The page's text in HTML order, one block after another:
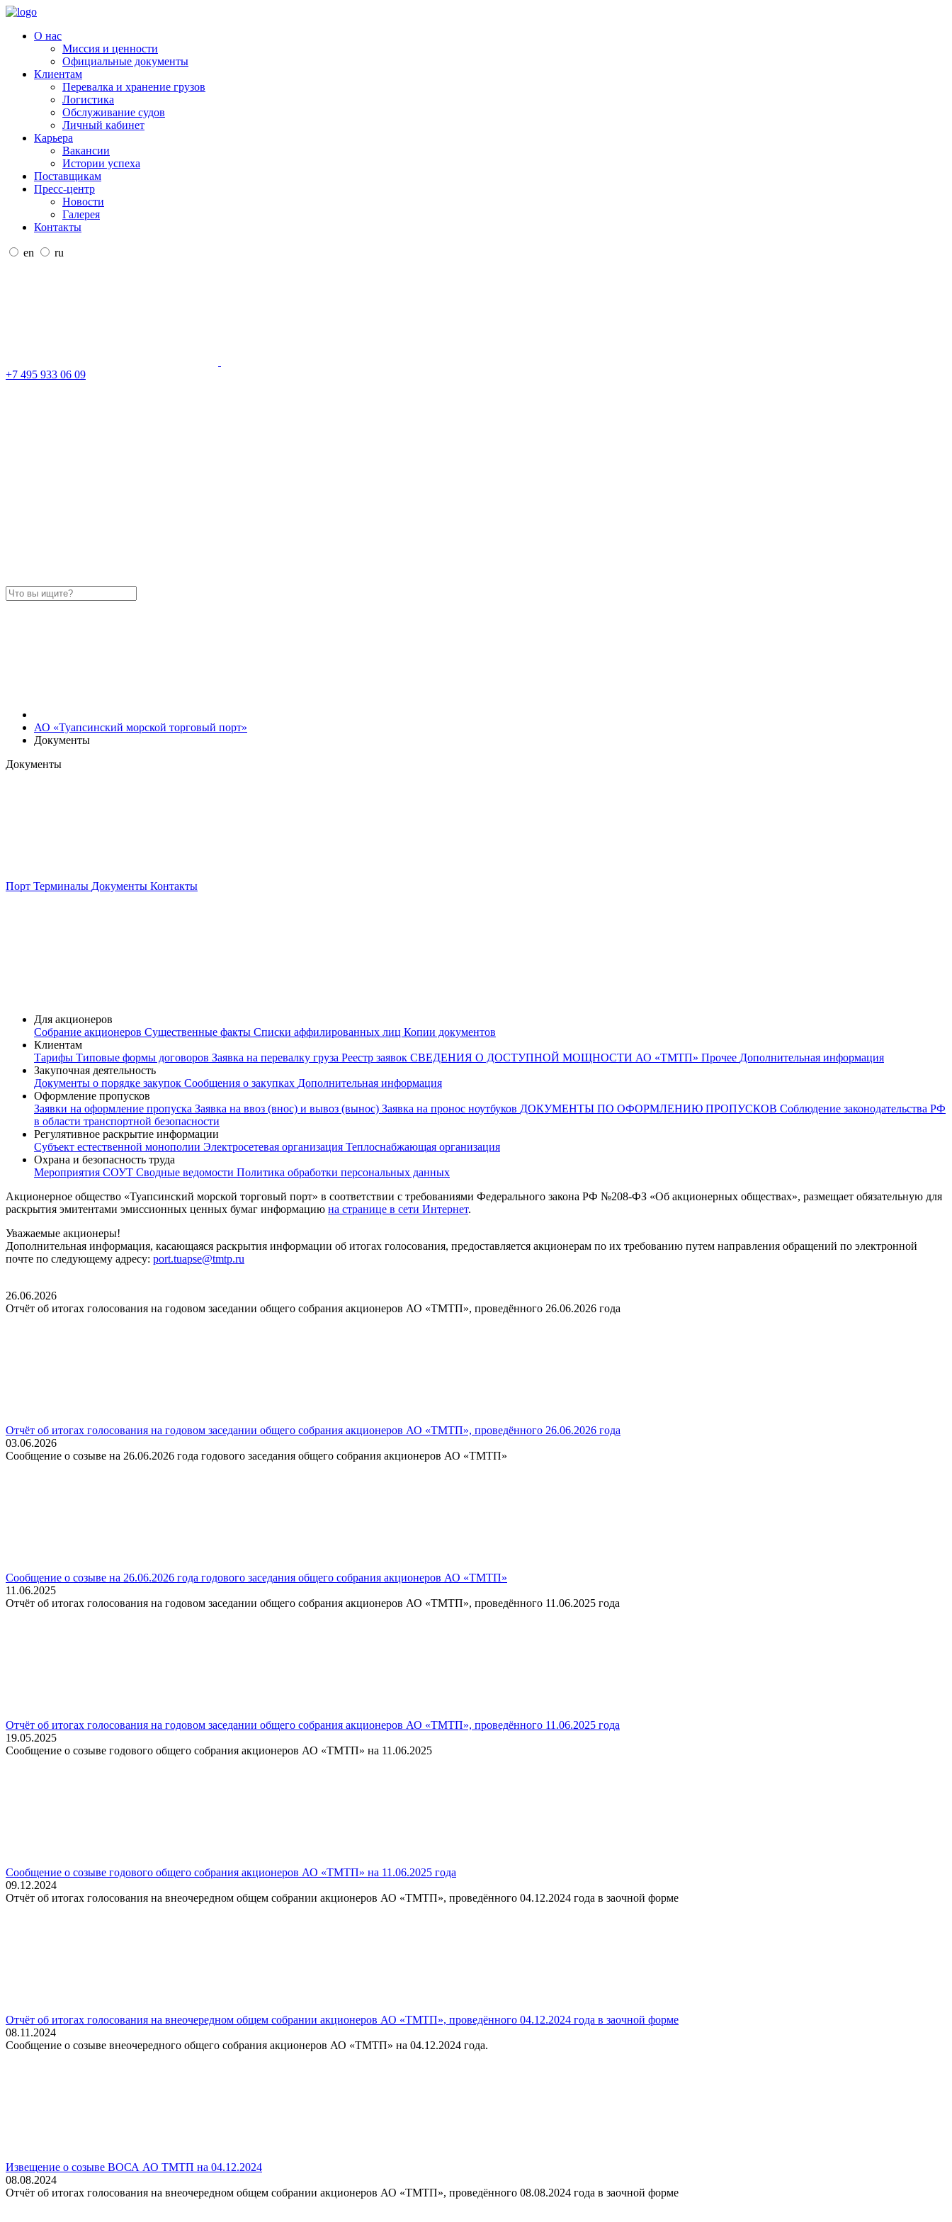
О нас
Миссия и ценности
Официальные документы
Клиентам
Перевалка и хранение грузов
Логистика
Обслуживание судов
Личный кабинет
Карьера
Вакансии
Истории успеха
Поставщикам
Пресс-центр
Новости
Галерея
Контакты
en ru
+7 495 933 06 09
АО «Туапсинский морской торговый порт»
Документы
Документы
Порт Терминалы Документы Контакты
Для акционеров
Собрание акционеров Существенные факты Списки аффилированных лиц Копии документов
Клиентам
Тарифы Типовые формы договоров Заявка на перевалку груза Реестр заявок СВЕДЕНИЯ О ДОСТУПНОЙ МОЩНОСТИ АО «ТМТП» Прочее Дополнительная информация
Закупочная деятельность
Документы о порядке закупок Сообщения о закупках Дополнительная информация
Оформление пропусков
Заявки на оформление пропуска Заявка на ввоз (внос) и вывоз (вынос) Заявка на пронос ноутбуков ДОКУМЕНТЫ ПО ОФОРМЛЕНИЮ ПРОПУСКОВ Соблюдение законодательства РФ
в области транспортной безопасности
Регулятивное раскрытие информации
Субъект естественной монополии Электросетевая организация Теплоснабжающая организация
Охрана и безопасность труда
Мероприятия СОУТ Сводные ведомости Политика обработки персональных данных
Акционерное общество «Туапсинский морской торговый порт» в соответствии с требованиями Федерального закона РФ №208-ФЗ «Об акционерных обществах», размещает обязательную для
раскрытия эмитентами эмиссионных ценных бумаг информацию на странице в сети Интернет.
Уважаемые акционеры!
Дополнительная информация, касающаяся раскрытия информации об итогах голосования, предоставляется акционерам по их требованию путем направления обращений по электронной
почте по следующему адресу: port.tuapse@tmtp.ru
26.06.2026
Отчёт об итогах голосования на годовом заседании общего собрания акционеров АО «ТМТП», проведённого 26.06.2026 года
Отчёт об итогах голосования на годовом заседании общего собрания акционеров АО «ТМТП», проведённого 26.06.2026 года
03.06.2026
Сообщение о созыве на 26.06.2026 года годового заседания общего собрания акционеров АО «ТМТП»
Сообщение о созыве на 26.06.2026 года годового заседания общего собрания акционеров АО «ТМТП»
11.06.2025
Отчёт об итогах голосования на годовом заседании общего собрания акционеров АО «ТМТП», проведённого 11.06.2025 года
Отчёт об итогах голосования на годовом заседании общего собрания акционеров АО «ТМТП», проведённого 11.06.2025 года
19.05.2025
Сообщение о созыве годового общего собрания акционеров АО «ТМТП» на 11.06.2025
Сообщение о созыве годового общего собрания акционеров АО «ТМТП» на 11.06.2025 года
09.12.2024
Отчёт об итогах голосования на внеочередном общем собрании акционеров АО «ТМТП», проведённого 04.12.2024 года в заочной форме
Отчёт об итогах голосования на внеочередном общем собрании акционеров АО «ТМТП», проведённого 04.12.2024 года в заочной форме
08.11.2024
Сообщение о созыве внеочередного общего собрания акционеров АО «ТМТП» на 04.12.2024 года.
Извещение о созыве ВОСА АО ТМТП на 04.12.2024
08.08.2024
Отчёт об итогах голосования на внеочередном общем собрании акционеров АО «ТМТП», проведённого 08.08.2024 года в заочной форме